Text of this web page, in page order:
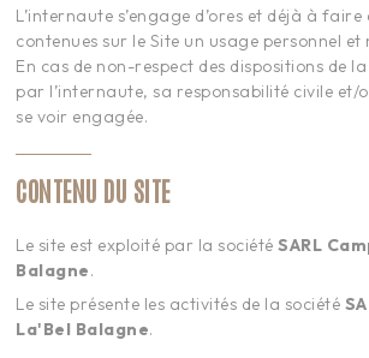
L’internaute s’engage d’ores et déjà à
contenues sur le Site un usage personnel
En cas de non-respect des dispositions de
par l’internaute, sa responsabilité civile
se voir engagée.
CONTENU DU SITE
Le site est exploité par la sociétéSARL
Balagne.
Le site présente les activités de la société
La'Bel Balagne.